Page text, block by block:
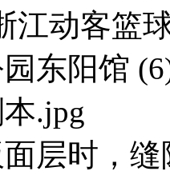
层时，